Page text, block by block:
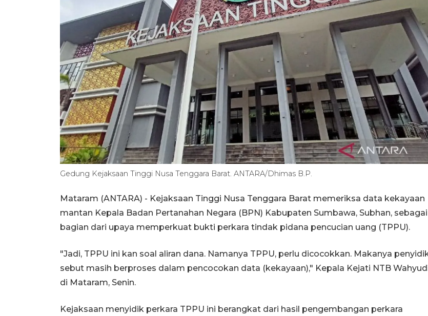
Gedung Kejaksaan Tinggi Nusa Tenggara Barat. ANTARA/Dhimas B.P.
Mataram (ANTARA) - Kejaksaan Tinggi Nusa Tenggara Barat memeriksa data kekayaan
mantan Kepala Badan Pertanahan Negara (BPN) Kabupaten Sumbawa, Subhan, sebagai
bagian dari upaya memperkuat bukti perkara tindak pidana pencucian uang (TPPU).
"Jadi, TPPU ini kan soal aliran dana. Namanya TPPU, perlu dicocokkan. Makanya
sebut masih berproses dalam pencocokan data (kekayaan)," Kepala Kejati NTB
di Mataram, Senin.
Kejaksaan menyidik perkara TPPU ini berangkat dari hasil pengembangan perkara